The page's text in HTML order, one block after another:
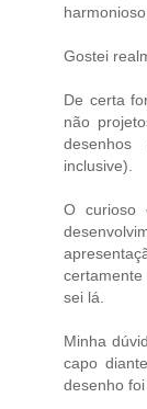
Gostei
De certa
não
inclusive).
O curioso
sei lá.
Minha
capo
desenho